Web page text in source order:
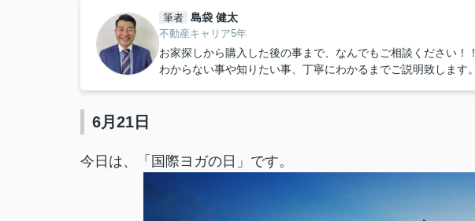
筆者 島袋 健太
不動産キャリア5年
お家探しから購入した後の事まで、なんでもご相談ください！！
わからない事や知りたい事、丁寧にわかるまでご説明致します。
6月21日
今日は、「国際ヨガの日」です。